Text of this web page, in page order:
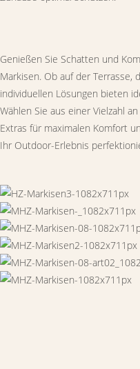
Genießen Sie Schatten und
Markisen. Ob auf der Terrasse,
individuellen Lösungen bieten
Wählen Sie aus einer Vielzahl
Extras für maximalen Komfort
Ihr Outdoor-Erlebnis